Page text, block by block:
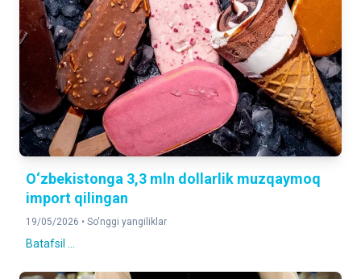
O‘zbekistonga 3,3 mln dollarlik muzqaymoq
import qilingan
19/05/2026 • So'nggi yangiliklar
Batafsil ...